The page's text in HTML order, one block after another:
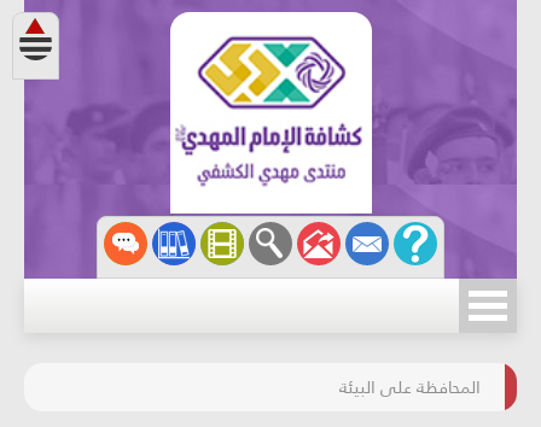
مسابقة الركب الحسينيّ
المحافظة على البيئة